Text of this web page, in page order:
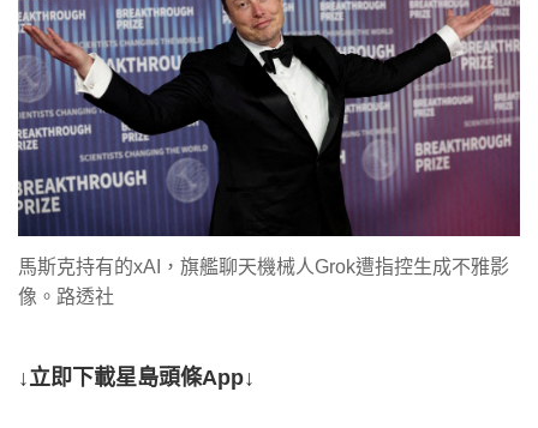
馬斯克持有的xAI，旗艦聊天機械人Grok遭指控生成不雅影
像。路透社
↓立即下載星島頭條App↓